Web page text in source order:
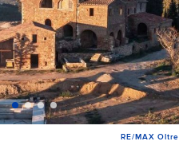
RE/MAX Oltre